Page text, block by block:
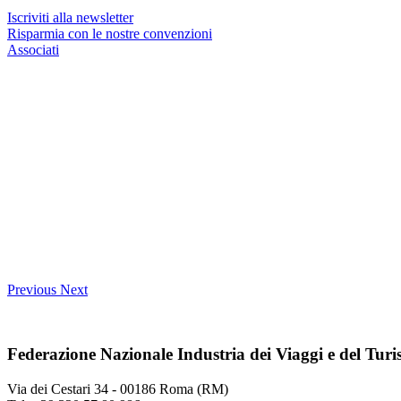
Iscriviti alla newsletter
Risparmia con le nostre convenzioni
Associati
Previous Next
Federazione Nazionale Industria dei Viaggi e del
Via dei Cestari 34 - 00186 Roma (RM)